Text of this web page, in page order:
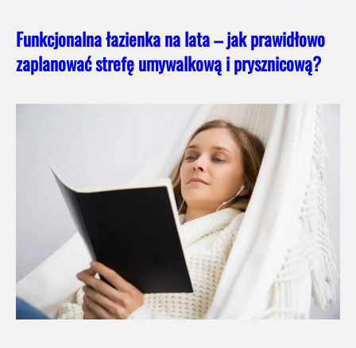
Funkcjonalna łazienka na lata – jak prawidłowo
zaplanować strefę umywalkową i prysznicową?